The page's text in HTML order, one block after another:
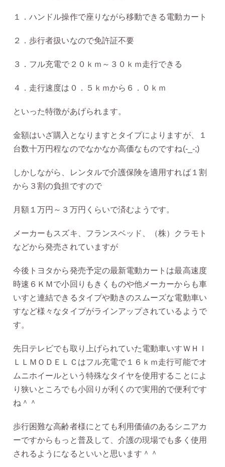
１．ハンドル操作で座りながら移動できる電動カート
２．歩行者扱いなので免許証不要
３．フル充電で２０ｋｍ～３０ｋｍ走行できる
４．走行速度は０．５ｋｍから６．０ｋｍ
といった特徴があげられます。
金額はいざ購入となりますとタイプによりますが、１
台数十万円程なのでなかなか高価なものですね(-_-;)
しかしながら、レンタルで介護保険を適用すれば１割
から３割の負担ですので
月額１万円～３万円くらいで済むようです。
メーカーもスズキ、フランスベッド、（株）クラモト
などから発売されていますが
今後トヨタから発売予定の最新電動カートは最高速度
時速６ＫＭで小回りもきくものや他メーカーからも車
いすと連結できるタイプや動きのスムーズな電動車い
すなど様々なタイプがラインアップされているようで
す。
先日テレビでも取り上げられていた電動車いすＷＨＩ
ＬＬＭＯＤＥＬＣはフル充電で１６ｋｍ走行可能でオ
ムニホイールという特殊なタイヤを使用することによ
り狭いところでも小回りが利くので実用的で便利です
ね＾＾
歩行困難な高齢者様にとても利用価値のあるシニアカ
ーですからもっと普及して、介護の現場でも多く使用
されるようになるといいと思います＾＾